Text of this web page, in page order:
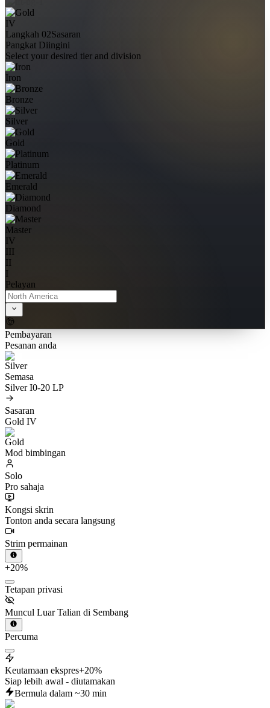
IV
Langkah 02Sasaran
Pangkat Diingini
Select your desired tier and division
Iron
Bronze
Silver
Gold
Platinum
Emerald
Diamond
Master
IV
III
II
I
Pelayan
Pembayaran
Pesanan anda
Semasa
Silver I0-20 LP
Sasaran
Gold IV
Mod bimbingan
Solo
Pro sahaja
Kongsi skrin
Tonton anda secara langsung
Strim permainan
+20%
Tetapan privasi
Muncul Luar Talian di Sembang
Percuma
Keutamaan ekspres+20%
Siap lebih awal - diutamakan
Bermula dalam ~30 min